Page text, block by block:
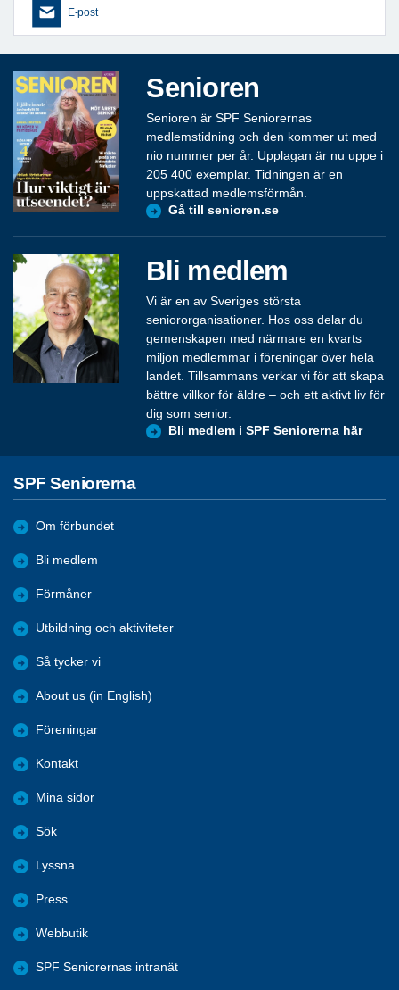
E-post
Senioren
Senioren är SPF Seniorernas
medlemstidning och den kommer ut med
nio nummer per år. Upplagan är nu uppe i
205 400 exemplar. Tidningen är en
uppskattad medlemsförmån.
Gå till senioren.se
Bli medlem
Vi är en av Sveriges största
seniororganisationer. Hos oss delar du
gemenskapen med närmare en kvarts
miljon medlemmar i föreningar över hela
landet. Tillsammans verkar vi för att skapa
bättre villkor för äldre – och ett aktivt liv för
dig som senior.
Bli medlem i SPF Seniorerna här
SPF Seniorerna
Om förbundet
Bli medlem
Förmåner
Utbildning och aktiviteter
Så tycker vi
About us (in English)
Föreningar
Kontakt
Mina sidor
Sök
Lyssna
Press
Webbutik
SPF Seniorernas intranät